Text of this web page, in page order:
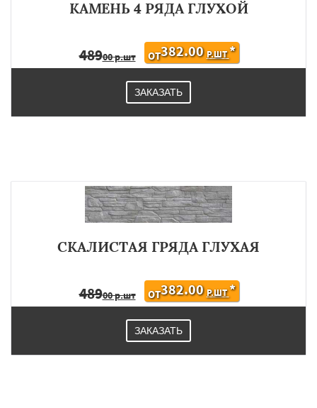
КАМЕНЬ 4 РЯДА ГЛУХОЙ
48900 р.шт ОТ382.00 Р.ШТ*
ЗАКАЗАТЬ
СКАЛИСТАЯ ГРЯДА ГЛУХАЯ
48900 р.шт ОТ382.00 Р.ШТ*
ЗАКАЗАТЬ